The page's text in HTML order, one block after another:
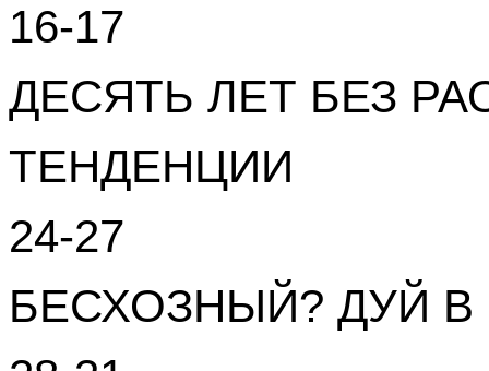
16-17
ДЕСЯТЬ ЛЕТ БЕЗ
ТЕНДЕНЦИИ
24-27
БЕСХОЗНЫЙ? ДУЙ